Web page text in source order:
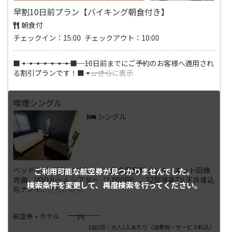
早割10日前プラン【バイキング朝食付き】
朝食付
チェックイン：15:00 チェックアウト：10:00
■―――▪―――▪―――▪―――▪―――▪―――▪―――▪―――■ 10日前までにご予約のお客様へ適用され
る割引プランです！■―――▪―――...さらに表示
ご利用可能な航空券が見つかりませんでした。
検索条件を変更して、 再度検索を行ってください。
喫煙シングル
シングル
ベッドサイズ130×195(cm) ■全室無料インターネット回線
完備、VODルームシアター（1,000円）、32型液晶TV,天井埋込
形ナノイ...さらに表示
航空券 + ホテル ――――円
1泊2日・大人1人あたり （消費税・サービス料込）